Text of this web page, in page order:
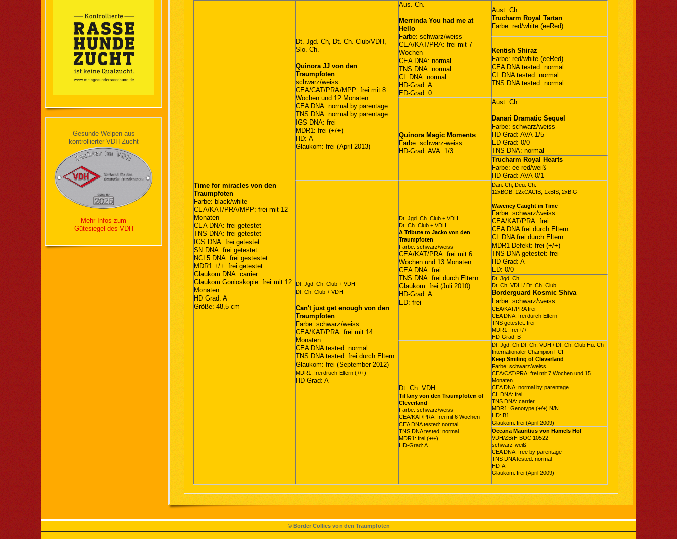
Gesunde Welpen aus
kontrollierter VDH Zucht
Mehr Infos zum
Gütesiegel des VDH
Time for miracles von den
Traumpfoten
Farbe: black/white
CEA/KAT/PRA/MPP: frei mit 12
Monaten
CEA DNA: frei getestet
TNS DNA: frei getestet
IGS DNA: frei getestet
SN DNA: frei getestet
NCL5 DNA: frei gestestet
MDR1 +/+: frei getestet
Glaukom DNA: carrier
Glaukom Gonioskopie: frei mit 12
Monaten
HD Grad: A
Größe: 48,5 cm
Dt. Jgd. Ch, Dt. Ch. Club/VDH,
Slo. Ch.
Quinora JJ von den
Traumpfoten
schwarz/weiss
CEA/CAT/PRA/MPP: frei mit 8
Wochen und 12 Monaten
CEA DNA: normal by parentage
TNS DNA: normal by parentage
IGS DNA: frei
MDR1: frei (+/+)
HD: A
Glaukom: frei (April 2013)
Aus. Ch.
Merrinda You had me at
Hello
Farbe: schwarz/weiss
CEA/KAT/PRA: frei mit 7
Wochen
CEA DNA: normal
TNS DNA: normal
CL DNA: normal
HD-Grad: A
ED-Grad: 0
Aust. Ch.
Trucharm Royal Tartan
Farbe: red/white (eeRed)
Kentish Shiraz
Farbe: red/white (eeRed)
CEA DNA tested: normal
CL DNA tested: normal
TNS DNA tested: normal
Quinora Magic Moments
Farbe: schwarz-weiss
HD-Grad: AVA: 1/3
Aust. Ch.
Danari Dramatic Sequel
Farbe: schwarz/weiss
HD-Grad: AVA-1/5
ED-Grad: 0/0
TNS DNA: normal
Trucharm Royal Hearts
Farbe: ee-red/weiß
HD-Grad: AVA-0/1
Dt. Jgd. Ch. Club + VDH
Dt. Ch. Club + VDH
Can't just get enough von den
Traumpfoten
Farbe: schwarz/weiss
CEA/KAT/PRA: frei mit 14
Monaten
CEA DNA tested: normal
TNS DNA tested: frei durch Eltern
Glaukom: frei (September 2012)
MDR1: frei druch Eltern (+/+)
HD-Grad: A
Dt. Jgd. Ch. Club + VDH
Dt. Ch. Club + VDH
A Tribute to Jacko von den
Traumpfoten
Farbe: schwarz/weiss
CEA/KAT/PRA: frei mit 6
Wochen und 13 Monaten
CEA DNA: frei
TNS DNA: frei durch Eltern
Glaukom: frei (Juli 2010)
HD-Grad: A
ED: frei
Dän. Ch, Deu. Ch.
12xBOB, 12xCACIB, 1xBIS, 2xBIG
Waveney Caught in Time
Farbe: schwarz/weiss
CEA/KAT/PRA: frei
CEA DNA frei durch Eltern
CL DNA frei durch Eltern
MDR1 Defekt: frei (+/+)
TNS DNA getestet: frei
HD-Grad: A
ED: 0/0
Dt. Jgd. Ch
Dt. Ch. VDH / Dt. Ch. Club
Borderguard Kosmic Shiva
Farbe: schwarz/weiss
CEA/KAT/PRA frei
CEA DNA: frei durch Eltern
TNS getestet: frei
MDR1: frei +/+
HD-Grad: B
Dt. Ch. VDH
Tiffany von den Traumpfoten of
Cleverland
Farbe: schwarz/weiss
CEA/KAT/PRA: frei mit 6 Wochen
CEA DNA tested: normal
TNS DNA tested: normal
MDR1: frei (+/+)
HD-Grad: A
Dt. Jgd. Ch Dt. Ch. VDH / Dt. Ch. Club Hu. Ch
Internationaler Champion FCI
Keep Smiling of Cleverland
Farbe: schwarz/weiss
CEA/CAT/PRA: frei mit 7 Wochen und 15
Monaten
CEA DNA: normal by parentage
CL DNA: frei
TNS DNA: carrier
MDR1: Genotype (+/+) N/N
HD: B1
Glaukom: frei (April 2009)
Oceana Mauritius von Hamels Hof
VDH/ZBrH BOC 10522
schwarz-weiß
CEA DNA: free by parentage
TNS DNA tested: normal
HD-A
Glaukom: frei (April 2009)
© Border Collies von den Traumpfoten